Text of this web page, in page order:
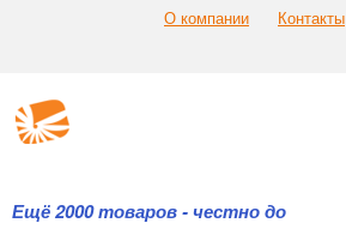
О компании Контакты
Ещё 2000 товаров - честно до